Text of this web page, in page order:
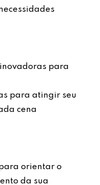
para
para atingir seu
cena
orientar o
da sua